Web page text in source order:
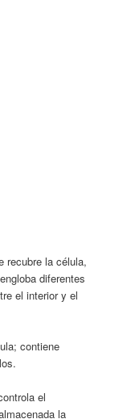
recubre la célula,
diferentes
el interior y el
contiene
el
la